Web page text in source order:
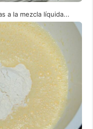
a la mezcla líquida...